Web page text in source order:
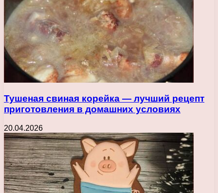
Тушеная свиная корейка — лучший рецепт
приготовления в домашних условиях
20.04.2026